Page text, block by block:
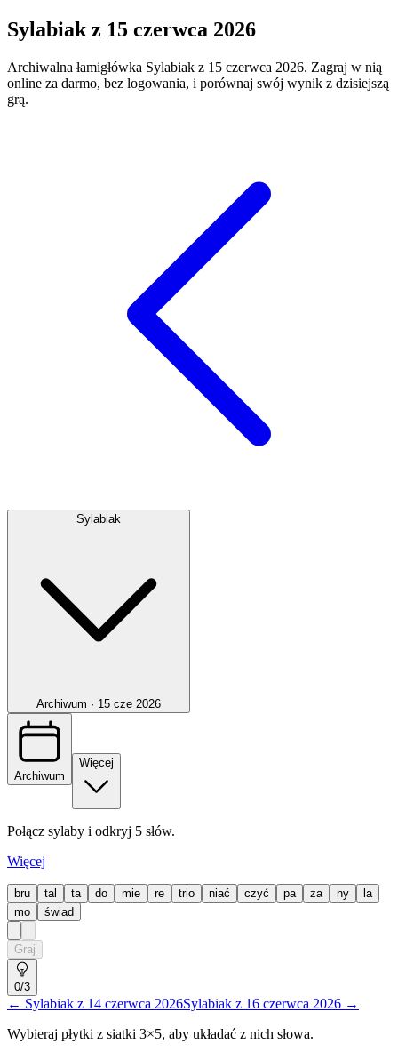
Sylabiak z 15 czerwca 2026
Archiwalna łamigłówka Sylabiak z 15 czerwca 2026. Zagraj w nią
online za darmo, bez logowania, i porównaj swój wynik z dzisiejszą
grą.
Sylabiak
Archiwum · 15 cze 2026
Archiwum
Więcej
Połącz sylaby i odkryj 5 słów.
Więcej
bru tal ta do mie re trio niać czyć pa za ny
la
mo
świad
Graj
0/3
← Sylabiak z 14 czerwca 2026Sylabiak z 16 czerwca 2026 →
Wybieraj płytki z siatki 3×5, aby układać z nich słowa.